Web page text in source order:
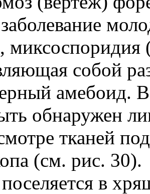
собой
амебоид.
обнаружен
тканей
(см. рис. 30).
в